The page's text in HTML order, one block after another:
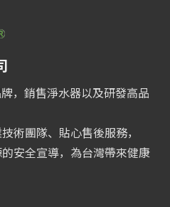
，銷售淨水器以及研發高品
術團隊、貼心售後服務，
安全宣導，為台灣帶來健康